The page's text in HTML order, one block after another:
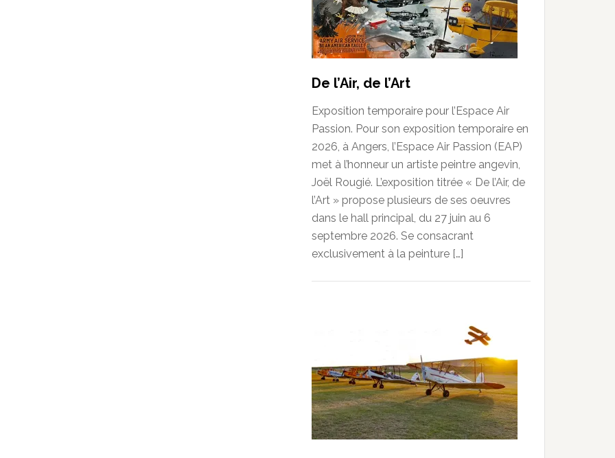
De l’Air, de l’Art
Exposition temporaire pour l’Espace Air
Passion. Pour son exposition temporaire en
2026, à Angers, l’Espace Air Passion (EAP)
met à l’honneur un artiste peintre angevin,
Joël Rougié. L’exposition titrée « De l’Air, de
l’Art » propose plusieurs de ses oeuvres
dans le hall principal, du 27 juin au 6
septembre 2026. Se consacrant
exclusivement à la peinture […]